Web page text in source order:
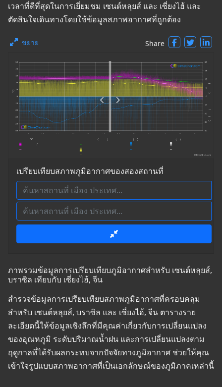
เวลาที่ดีที่สุดในการเยี่ยมชม เซนต์หลุยส์ และ เซี่ยงไฮ้ และ
ตัดสินใจเดินทางโดยใช้ข้อมูลสภาพอากาศที่ถูกต้อง
ขยาย Share
เปรียบเทียบสภาพภูมิอากาศของสองสถานที่
ภาพรวมข้อมูลการเปรียบเทียบภูมิอากาศสำหรับ เซนต์หลุยส์,
บราซิล เทียบกับ เซี่ยงไฮ้, จีน
สำรวจข้อมูลการเปรียบเทียบสภาพภูมิอากาศที่ครอบคลุม
สำหรับ เซนต์หลุยส์, บราซิล และ เซี่ยงไฮ้, จีน ตารางราย
ละเอียดนี้ให้ข้อมูลเชิงลึกที่มีคุณค่าเกี่ยวกับการเปลี่ยนแปลง
ของอุณหภูมิ ระดับปริมาณน้ำฝน และการเปลี่ยนแปลงตาม
ฤดูกาลที่ได้รับผลกระทบจากปัจจัยทางภูมิอากาศ ช่วยให้คุณ
เข้าใจรูปแบบสภาพอากาศที่เป็นเอกลักษณ์ของภูมิภาคเหล่านี้